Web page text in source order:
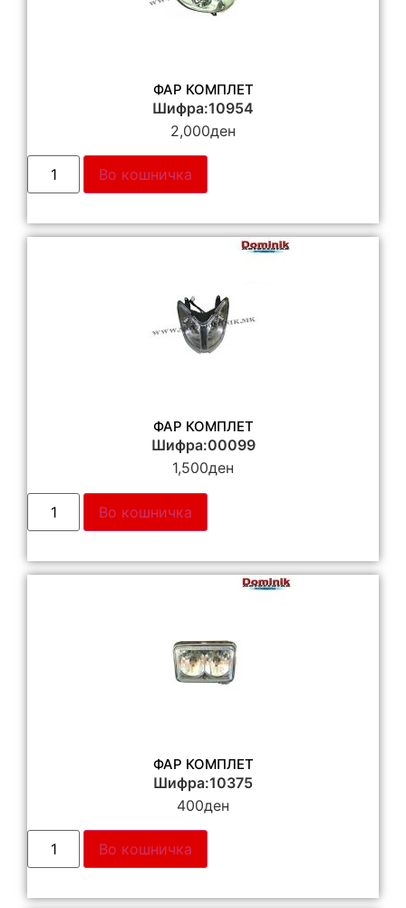
ФАР КОМПЛЕТ
Шифра:10954
2,000ден
Во кошничка
ФАР КОМПЛЕТ
Шифра:00099
1,500ден
Во кошничка
ФАР КОМПЛЕТ
Шифра:10375
400ден
Во кошничка